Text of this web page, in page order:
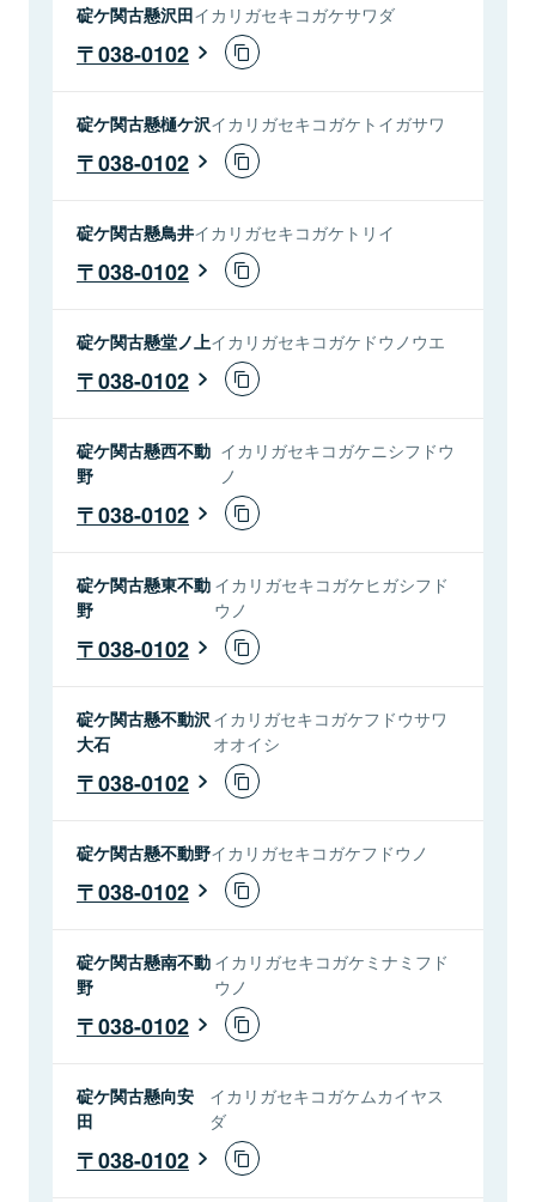
碇ケ関古懸沢田イカリガセキコガケサワダ
038-0102
碇ケ関古懸樋ケ沢イカリガセキコガケトイガサワ
038-0102
碇ケ関古懸鳥井イカリガセキコガケトリイ
038-0102
碇ケ関古懸堂ノ上イカリガセキコガケドウノウエ
038-0102
碇ケ関古懸西不動
野
イカリガセキコガケニシフドウ
ノ
038-0102
碇ケ関古懸東不動
野
イカリガセキコガケヒガシフド
ウノ
038-0102
碇ケ関古懸不動沢
大石
イカリガセキコガケフドウサワ
オオイシ
038-0102
碇ケ関古懸不動野イカリガセキコガケフドウノ
038-0102
碇ケ関古懸南不動
野
イカリガセキコガケミナミフド
ウノ
038-0102
碇ケ関古懸向安
田
イカリガセキコガケムカイヤス
ダ
038-0102